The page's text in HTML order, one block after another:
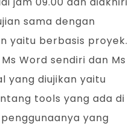
sama dengan
yaitu berbasis proyek.
Word sendiri dan Ms
yang diujikan yaitu
tools yang ada di
yang